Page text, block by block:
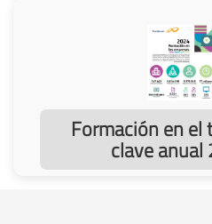
Formación en el
clave anual